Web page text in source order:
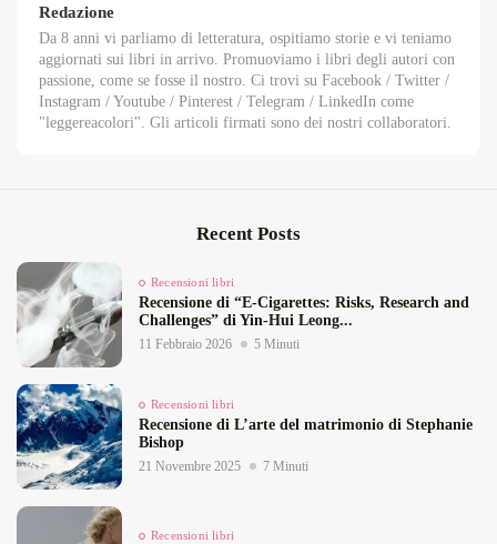
Redazione
Da 8 anni vi parliamo di letteratura, ospitiamo storie e vi teniamo
aggiornati sui libri in arrivo. Promuoviamo i libri degli autori con
passione, come se fosse il nostro. Ci trovi su Facebook / Twitter /
Instagram / Youtube / Pinterest / Telegram / LinkedIn come
"leggereacolori". Gli articoli firmati sono dei nostri collaboratori.
Recent Posts
Recensioni libri
Recensione di “E‑Cigarettes: Risks, Research and
Challenges” di Yin‑Hui Leong...
11 Febbraio 2026 5 Minuti
Recensioni libri
Recensione di L’arte del matrimonio di Stephanie
Bishop
21 Novembre 2025 7 Minuti
Recensioni libri